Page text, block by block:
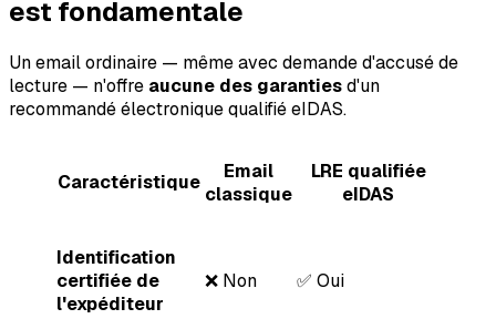
est fondamentale
Un email ordinaire — même avec demande d'accusé de
lecture — n'offre aucune des garantiesd'un
recommandé électronique qualifié eIDAS.
Caractéristique
Email
classique
LRE qualifiée
eIDAS
Identification
certifiée de
l'expéditeur
❌ Non ✅ Oui